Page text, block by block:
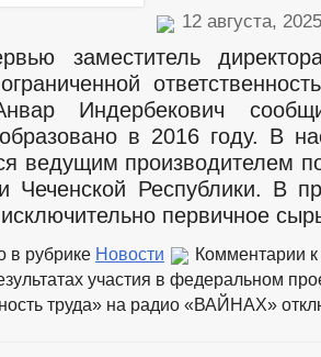
12 августа,
заместитель
Индербекович
в 2016 году. В
ведущим производителем
Чеченской Республики. В
первичное
в рубрике Новости Комментарии
участия в федеральном
труда» на радио «ВАЙНАХ»